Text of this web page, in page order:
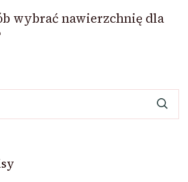
wybrać nawierzchnię dla